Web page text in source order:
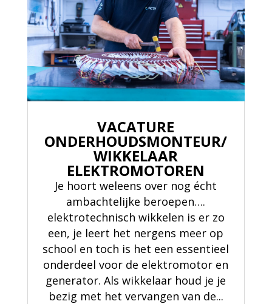
VACATURE
ONDERHOUDSMONTEUR/
WIKKELAAR
ELEKTROMOTOREN
Je hoort weleens over nog écht
ambachtelijke beroepen….
elektrotechnisch wikkelen is er zo
een, je leert het nergens meer op
school en toch is het een essentieel
onderdeel voor de elektromotor en
generator. Als wikkelaar houd je je
bezig met het vervangen van de...